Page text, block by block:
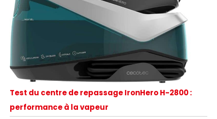
Test du centre de repassage IronHero H-2800 :
performance à la vapeur